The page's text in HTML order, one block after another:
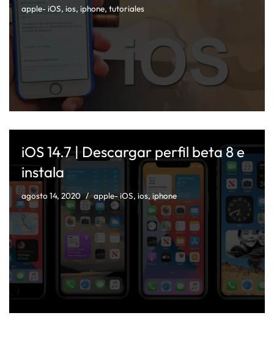
apple- iOS, ios, iphone, tutoriales
iOS 14.7 | Descargar perfil beta 8 e
instala
agosto 14, 2020 apple- iOS, ios, iphone